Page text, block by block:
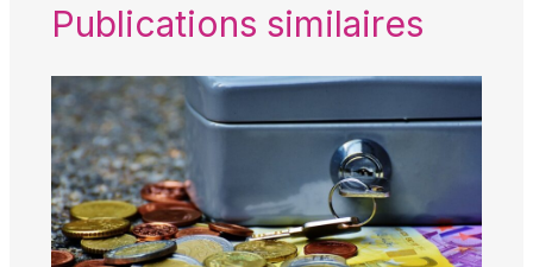
Publications similaires